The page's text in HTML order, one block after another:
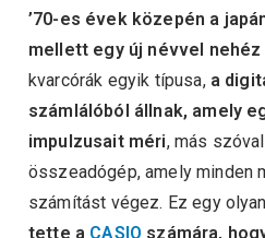
’70-es évek közepén a
mellett egy új névvel
kvarcórák egyik típusa, a
számlálóból állnak, amely
impulzusait méri, más
összeadógép, amely minden
számítást végez. Ez egy
tette a CASIO számára,